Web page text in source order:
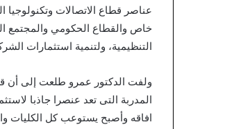
عناصر قطاع الاتصالات
خاص والقطاع الحكومي والمجتمع
التنظيمية، ولتنمية استثمارات
ولفت الدكتور عمرو طلعت إلى أن
المدربة التى تعد عنصرا جاذبا
افاقه وأصبح يستوعب كل الكليات